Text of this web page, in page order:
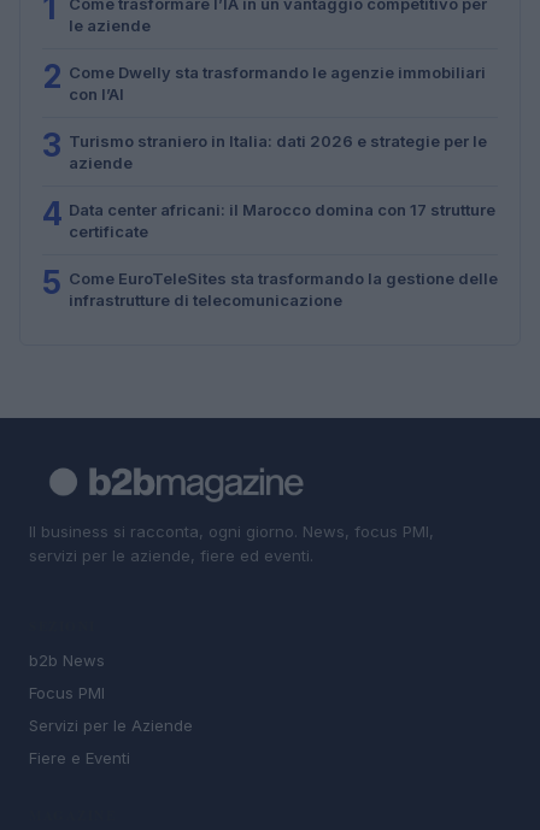
1
le aziende
2 Come Dwelly sta trasformando le agenzie immobiliari
con l’AI
3 Turismo straniero in Italia: dati 2026 e strategie per le
aziende
4 Data center africani: il Marocco domina con 17 strutture
certificate
5 Come EuroTeleSites sta trasformando la gestione delle
infrastrutture di telecomunicazione
Il business si racconta, ogni giorno. News, focus PMI,
servizi per le aziende, fiere ed eventi.
b2b News
Focus PMI
Servizi per le Aziende
Fiere e Eventi